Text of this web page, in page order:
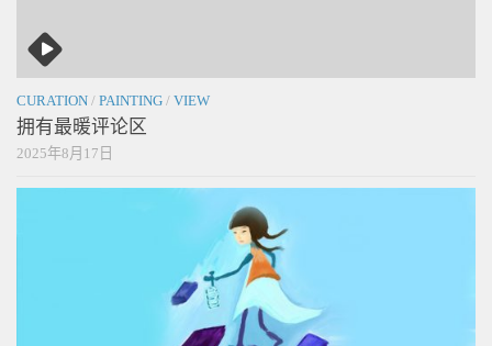
CURATION / PAINTING / VIEW
拥有最暖评论区
2025年8月17日